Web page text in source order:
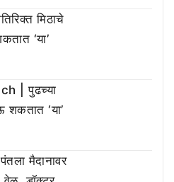
मिठाचे
‘या’
| पुढच्या
शकतात ‘या’
मैदानावर